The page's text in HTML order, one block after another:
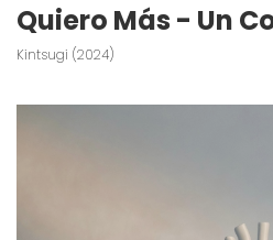
Quiero Más - Un
Kintsugi (2024)